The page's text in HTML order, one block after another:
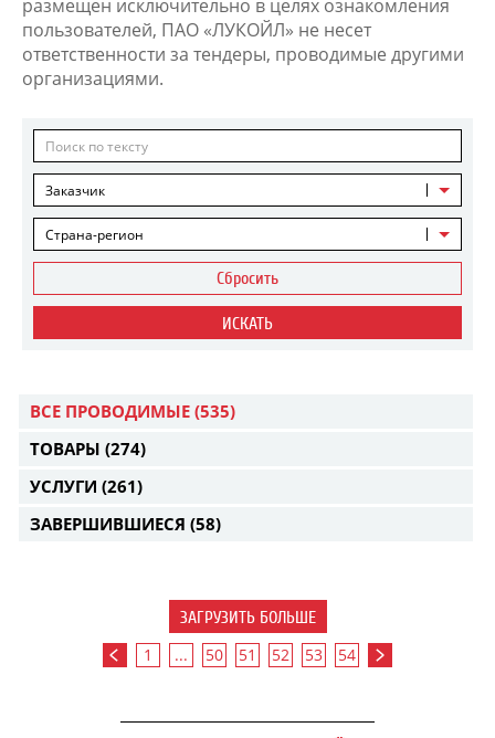
размещен исключительно в целях ознакомления
пользователей, ПАО «ЛУКОЙЛ» не несет
ответственности за тендеры, проводимые другими
организациями.
Заказчик
Страна-регион
Сбросить
ИСКАТЬ
ВСЕ ПРОВОДИМЫЕ (535)
ТОВАРЫ (274)
УСЛУГИ (261)
ЗАВЕРШИВШИЕСЯ (58)
ЗАГРУЗИТЬ БОЛЬШЕ
1 ... 50 51 52 53 54